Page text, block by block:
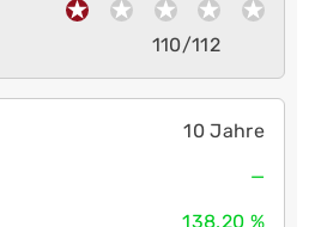
110/112
10 Jahre
—
138,20 %